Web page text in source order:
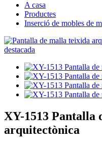
A casa
Productes
Inserció de mobles de
XY-1513 Pantalla
arquitectònica